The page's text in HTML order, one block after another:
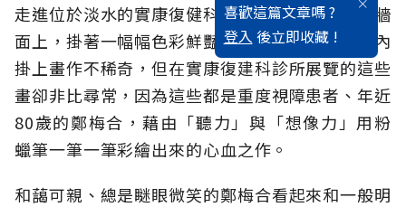
喜歡這篇文章嗎 ?
登入 後立即收藏 !
走進位於淡水的實康復健科診所，寬敞的候診區牆
面上，掛著一幅幅色彩鮮豔的畫作。在醫療院所內
掛上畫作不稀奇，但在實康復建科診所展覽的這些
畫卻非比尋常，因為這些都是重度視障患者、年近
80歲的鄭梅合，藉由「聽力」與「想像力」用粉
蠟筆一筆一筆彩繪出來的心血之作。
和藹可親、總是瞇眼微笑的鄭梅合看起來和一般明